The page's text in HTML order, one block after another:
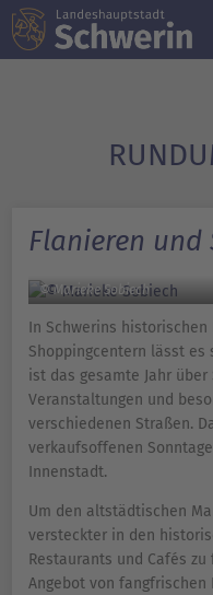
Flanieren und
© Marieke Sobiech
In Schwerins
Shoppingcentern lässt
ist das gesamte Jahr
Veranstaltungen und
verschiedenen Straßen.
verkaufsoffenen
Innenstadt.
Um den altstädtischen
versteckter in den
Restaurants und Cafés
Angebot von